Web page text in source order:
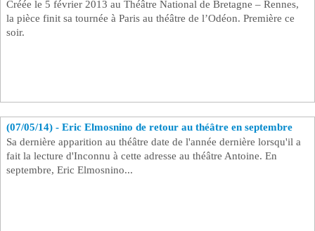
Créée le 5 février 2013 au Théâtre National de Bretagne – Rennes,
la pièce finit sa tournée à Paris au théâtre de l’Odéon. Première ce
soir.
(07/05/14) - Eric Elmosnino de retour au théâtre en septembre ​
Sa dernière apparition au théâtre date de l'année dernière lorsqu'il a
fait la lecture d'Inconnu à cette adresse au théâtre Antoine. En
septembre, Eric Elmosnino...